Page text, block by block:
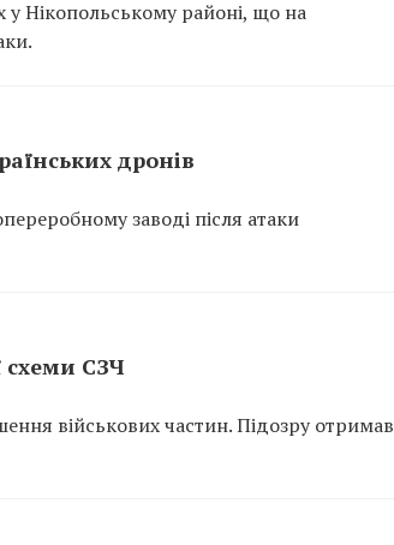
у Нікопольському районі, що на
дронів
заводі після атаки
схеми СЗЧ
військових частин. Підозру отримав